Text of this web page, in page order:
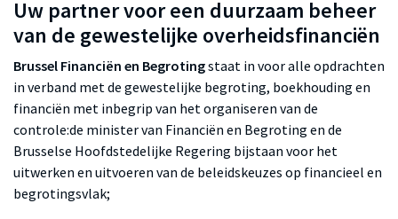
Uw partner voor een duurzaam beheer
van de gewestelijke overheidsfinanciën
Brussel Financiën en Begrotingstaat in voor alle opdrachten
in verband met de gewestelijke begroting, boekhouding en
financiën met inbegrip van het organiseren van de
controle:de minister van Financiën en Begroting en de
Brusselse Hoofdstedelijke Regering bijstaan voor het
uitwerken en uitvoeren van de beleidskeuzes op financieel en
begrotingsvlak;